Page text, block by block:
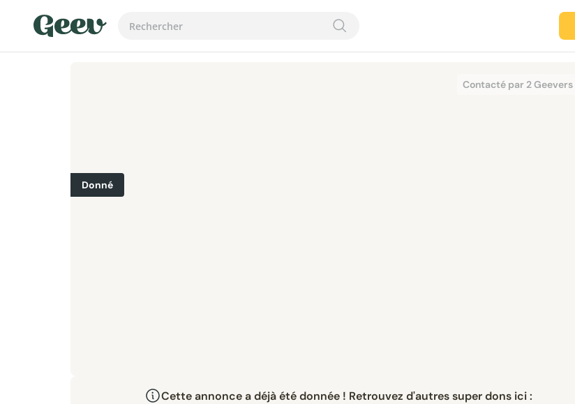
Contacté par 2 Geevers
Donné
Cette annonce a déjà été donnée ! Retrouvez d'autres super dons ici :